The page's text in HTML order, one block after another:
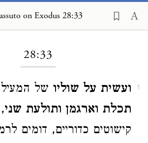
on Exodus 28:33
28:33
1 ועשית על שוליו של המעיל
תכלת וארגמן ותולעת שני
קישוטים כדוריים, דומים